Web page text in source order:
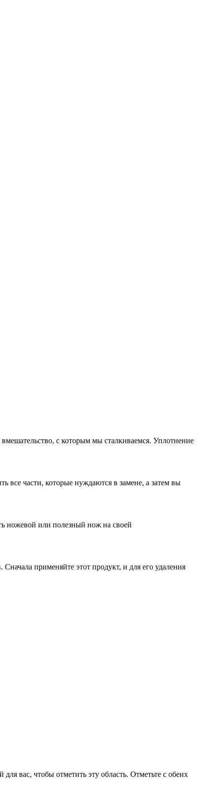
с которым мы сталкиваемся. Уплотнение
все части, которые нуждаются в замене, а затем вы
ножевой или полезный нож на своей
применяйте этот продукт, и для его удаления
вас, чтобы отметить эту область. Отметьте с обеих